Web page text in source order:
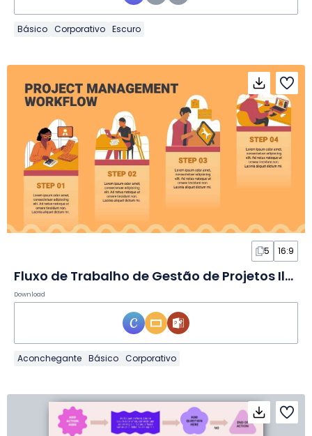
Básico Corporativo Escuro
5 16:9
Fluxo de Trabalho de Gestão de Projetos Ilustrado em Infográfico
Download
Aconchegante Básico Corporativo